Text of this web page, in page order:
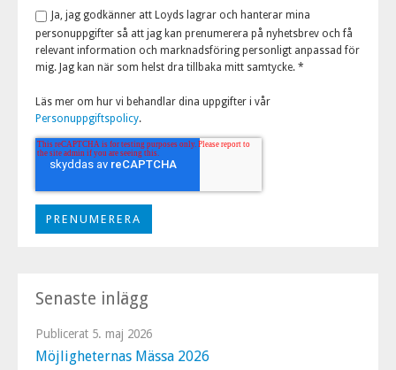
Ja, jag godkänner att Loyds lagrar och hanterar mina
personuppgifter så att jag kan prenumerera på nyhetsbrev och få
relevant information och marknadsföring personligt anpassad för
mig. Jag kan när som helst dra tillbaka mitt samtycke. *
Läs mer om hur vi behandlar dina uppgifter i vår
Personuppgiftspolicy.
Senaste inlägg
Möjligheternas Mässa 2026
Publicerat 5. maj 2026